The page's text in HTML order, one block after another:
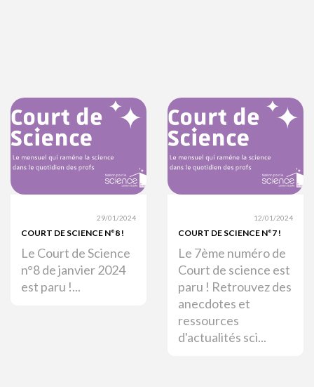
29/01/2024
COURT DE SCIENCE N°8 !
Le Court de Science
n°8 de janvier 2024
est paru !...
12/01/2024
COURT DE SCIENCE N°7 !
Le 7ème numéro de
Court de science est
paru ! Retrouvez des
anecdotes et
ressources
d'actualités sci...